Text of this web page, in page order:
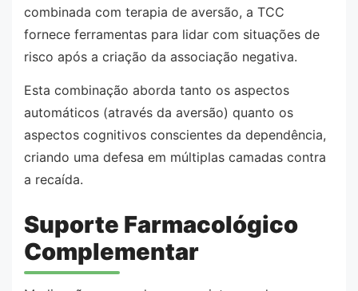
combinada com terapia de aversão, a TCC
fornece ferramentas para lidar com situações de
risco após a criação da associação negativa.
Esta combinação aborda tanto os aspectos
automáticos (através da aversão) quanto os
aspectos cognitivos conscientes da dependência,
criando uma defesa em múltiplas camadas contra
a recaída.
Suporte Farmacológico
Complementar